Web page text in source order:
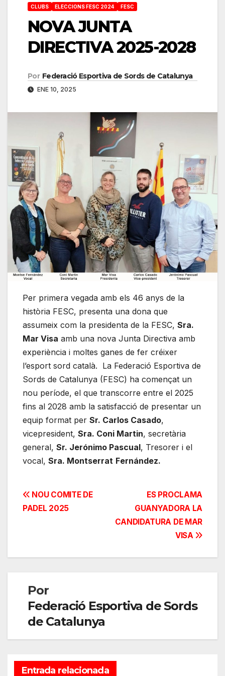
CLUBS ELECCIONS FESC 2024 FESC
NOVA JUNTA
DIRECTIVA 2025-2028
Por Federació Esportiva de Sords de Catalunya
ENE 10, 2025
Per primera vegada amb els 46 anys de la
història FESC, presenta una dona que
assumeix com la presidenta de la FESC, Sra.
Mar Visa amb una nova Junta Directiva amb
experiència i moltes ganes de fer créixer
l’esport sord català. La Federació Esportiva de
Sords de Catalunya (FESC) ha començat un
nou període, el que transcorre entre el 2025
fins al 2028 amb la satisfacció de presentar un
equip format per Sr. Carlos Casado,
vicepresident, Sra. Coni Martin, secretària
general, Sr. Jerónimo Pascual, Tresorer i el
vocal, Sra. Montserrat Fernández.
Navegación
ES PROCLAMA
GUANYADORA LA
CANDIDATURA DE MAR
VISA
NOU COMITE DE
PADEL 2025
Por
Federació Esportiva de Sords
de Catalunya
Entrada relacionada